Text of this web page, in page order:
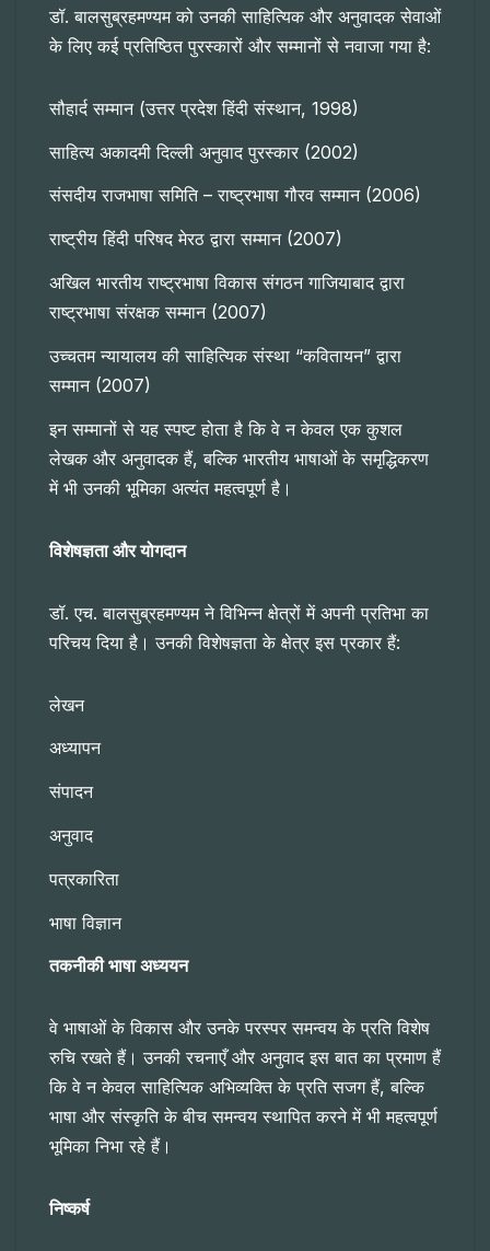
डॉ. बालसुब्रहमण्यम को उनकी साहित्यिक और अनुवादक सेवाओं
के लिए कई प्रतिष्ठित पुरस्कारों और सम्मानों से नवाजा गया है:
सौहार्द सम्मान (उत्तर प्रदेश हिंदी संस्थान, 1998)
साहित्य अकादमी दिल्ली अनुवाद पुरस्कार (2002)
संसदीय राजभाषा समिति – राष्ट्रभाषा गौरव सम्मान (2006)
राष्ट्रीय हिंदी परिषद मेरठ द्वारा सम्मान (2007)
अखिल भारतीय राष्ट्रभाषा विकास संगठन गाजियाबाद द्वारा
राष्ट्रभाषा संरक्षक सम्मान (2007)
उच्चतम न्यायालय की साहित्यिक संस्था “कवितायन” द्वारा
सम्मान (2007)
इन सम्मानों से यह स्पष्ट होता है कि वे न केवल एक कुशल
लेखक और अनुवादक हैं, बल्कि भारतीय भाषाओं के समृद्धिकरण
में भी उनकी भूमिका अत्यंत महत्वपूर्ण है।
विशेषज्ञता और योगदान
डॉ. एच. बालसुब्रहमण्यम ने विभिन्न क्षेत्रों में अपनी प्रतिभा का
परिचय दिया है। उनकी विशेषज्ञता के क्षेत्र इस प्रकार हैं:
लेखन
अध्यापन
संपादन
अनुवाद
पत्रकारिता
भाषा विज्ञान
तकनीकी भाषा अध्ययन
वे भाषाओं के विकास और उनके परस्पर समन्वय के प्रति विशेष
रुचि रखते हैं। उनकी रचनाएँ और अनुवाद इस बात का प्रमाण हैं
कि वे न केवल साहित्यिक अभिव्यक्ति के प्रति सजग हैं, बल्कि
भाषा और संस्कृति के बीच समन्वय स्थापित करने में भी महत्वपूर्ण
भूमिका निभा रहे हैं।
निष्कर्ष